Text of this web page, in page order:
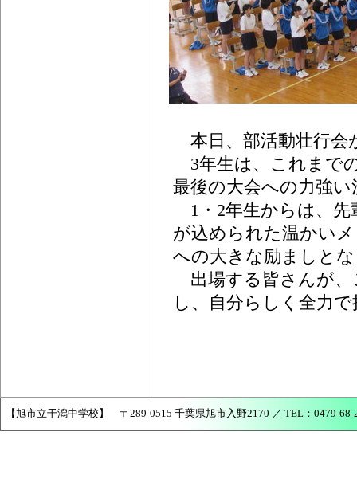
本日、部活動壮行会
3年生は、これまで
最後の大会への力強
1・2年生からは、先
が込められた温かい
への大きな励ましと
出場する皆さんが、
し、自分らしく全力
【旭市立干潟中学校】 〒289-0515 千葉県旭市入野2170 ／ TEL：0479-68-